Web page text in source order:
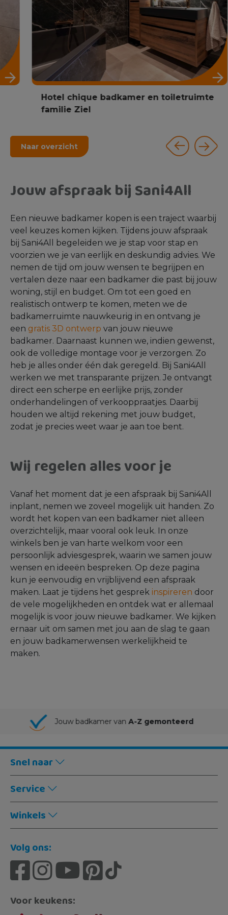
Hotel chique badkamer en toiletruimte
familie Ziel
Naar overzicht
Jouw afspraak bij Sani4All
Een nieuwe badkamer kopen is een traject waarbij
veel keuzes komen kijken. Tijdens jouw afspraak
bij Sani4All begeleiden we je stap voor stap en
voorzien we je van eerlijk en deskundig advies. We
nemen de tijd om jouw wensen te begrijpen en
vertalen deze naar een badkamer die past bij jouw
woning, stijl en budget. Om tot een goed en
realistisch ontwerp te komen, meten we de
badkamerruimte nauwkeurig in en ontvang je
een gratis 3D ontwerp van jouw nieuwe
badkamer. Daarnaast kunnen we, indien gewenst,
ook de volledige montage voor je verzorgen. Zo
heb je alles onder één dak geregeld. Bij Sani4All
werken we met transparante prijzen. Je ontvangt
direct een scherpe en eerlijke prijs, zonder
onderhandelingen of verkooppraatjes. Daarbij
houden we altijd rekening met jouw budget,
zodat je precies weet waar je aan toe bent.
Wij regelen alles voor je
Vanaf het moment dat je een afspraak bij Sani4All
inplant, nemen we zoveel mogelijk uit handen. Zo
wordt het kopen van een badkamer niet alleen
overzichtelijk, maar vooral ook leuk. In onze
winkels ben je van harte welkom voor een
persoonlijk adviesgesprek, waarin we samen jouw
wensen en ideeën bespreken. Op deze pagina
kun je eenvoudig en vrijblijvend een afspraak
maken. Laat je tijdens het gesprek inspireren door
de vele mogelijkheden en ontdek wat er allemaal
mogelijk is voor jouw nieuwe badkamer. We kijken
ernaar uit om samen met jou aan de slag te gaan
en jouw badkamerwensen werkelijkheid te
maken.
Altijd5 jaar garantie
Snel naar
Service
Winkels
Volg ons:
Voor keukens: